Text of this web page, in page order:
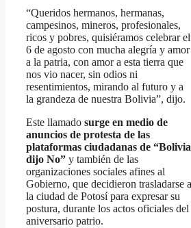
“Queridos hermanos, hermanas,
campesinos, mineros, profesionales,
ricos y pobres, quisiéramos celebrar el
6 de agosto con mucha alegría y amor
a la patria, con amor a esta tierra que
nos vio nacer, sin odios ni
resentimientos, mirando al futuro y a
la grandeza de nuestra Bolivia”, dijo.
Este llamado surge en medio de
anuncios de protesta de las
plataformas ciudadanas de “Bolivia
dijo No” y también de las
organizaciones sociales afines al
Gobierno, que decidieron trasladarse a
la ciudad de Potosí para expresar su
postura, durante los actos oficiales del
aniversario patrio.